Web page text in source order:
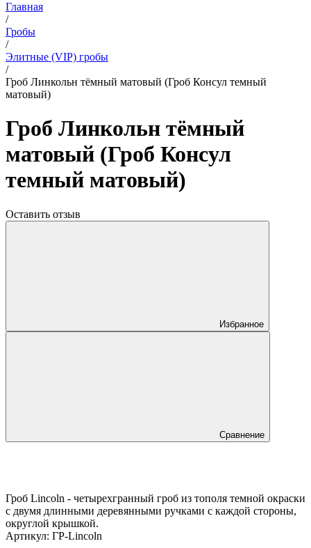
Главная
/
Гробы
/
Элитные (VIP) гробы
/
Гроб Линкольн тёмный матовый (Гроб Консул темный
матовый)
Гроб Линкольн тёмный
матовый (Гроб Консул
темный матовый)
Оставить отзыв
Избранное
Сравнение
Гроб Lincoln - четырехгранный гроб из тополя темной окраски
с двумя длинными деревянными ручками с каждой стороны,
округлой крышкой.
Артикул: ГР-Lincoln